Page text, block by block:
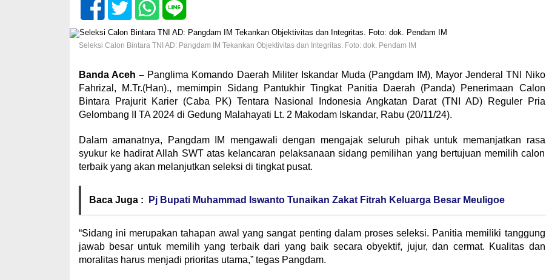
Seleksi Calon Bintara TNI AD: Pangdam IM Tekankan Objektivitas dan Integritas. Foto: dok. Pendam IM
Banda Aceh –Panglima Komando Daerah Militer Iskandar Muda (Pangdam IM), Mayor Jenderal TNI Niko
Fahrizal, M.Tr.(Han)., memimpin Sidang Pantukhir Tingkat Panitia Daerah (Panda) Penerimaan Calon
Bintara Prajurit Karier (Caba PK) Tentara Nasional Indonesia Angkatan Darat (TNI AD) Reguler Pria
Gelombang II TA 2024 di Gedung Malahayati Lt. 2 Makodam Iskandar, Rabu (20/11/24).
Dalam amanatnya, Pangdam IM mengawali dengan mengajak seluruh pihak untuk memanjatkan rasa
syukur ke hadirat Allah SWT atas kelancaran pelaksanaan sidang pemilihan yang bertujuan memilih calon
terbaik yang akan melanjutkan seleksi di tingkat pusat.
Baca Juga : Pj Bupati Muhammad Iswanto Tunaikan Zakat Fitrah Keluarga Besar Meuligoe
“Sidang ini merupakan tahapan awal yang sangat penting dalam proses seleksi. Panitia memiliki tanggung
jawab besar untuk memilih yang terbaik dari yang baik secara obyektif, jujur, dan cermat. Kualitas dan
moralitas harus menjadi prioritas utama,” tegas Pangdam.